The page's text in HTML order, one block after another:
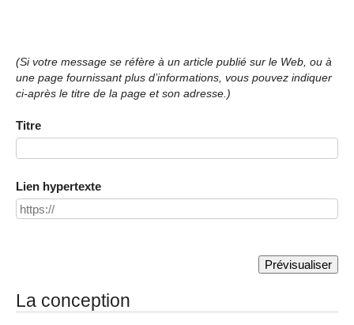
(Si votre message se réfère à un article publié sur le Web, ou à
une page fournissant plus d’informations, vous pouvez indiquer
ci-après le titre de la page et son adresse.)
Titre
Lien hypertexte
La conception